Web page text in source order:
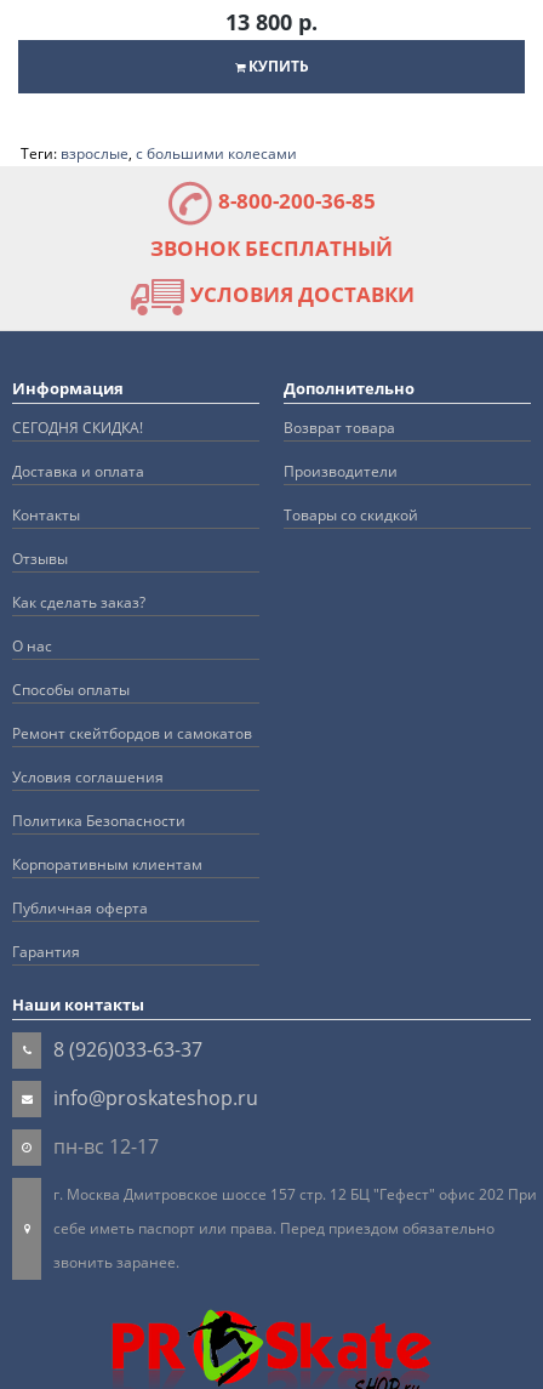
13 800 р.
КУПИТЬ
Теги: взрослые, с большими колесами
8-800-200-36-85
ЗВОНОК БЕСПЛАТНЫЙ
УСЛОВИЯ ДОСТАВКИ
Информация
СЕГОДНЯ СКИДКА!
Доставка и оплата
Контакты
Отзывы
Как сделать заказ?
О нас
Способы оплаты
Ремонт скейтбордов и самокатов
Условия соглашения
Политика Безопасности
Корпоративным клиентам
Публичная оферта
Гарантия
Дополнительно
Возврат товара
Производители
Товары со скидкой
Наши контакты
8 (926)033-63-37
info@proskateshop.ru
пн-вс 12-17
г. Москва Дмитровское шоссе 157 стр. 12 БЦ "Гефест" офис 202 При
себе иметь паспорт или права. Перед приездом обязательно
звонить заранее.